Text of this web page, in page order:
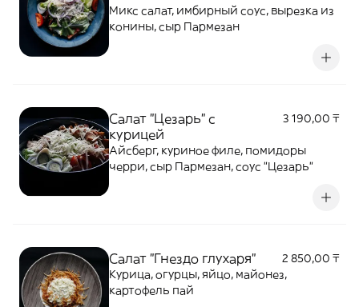
Микс салат, имбирный соус, вырезка из
конины, сыр Пармезан
Салат "Цезарь" с
курицей
3 190,00 ₸
Айсберг, куриное филе, помидоры
черри, сыр Пармезан, соус "Цезарь"
Салат "Гнездо глухаря"
2 850,00 ₸
Курица, огурцы, яйцо, майонез,
картофель пай